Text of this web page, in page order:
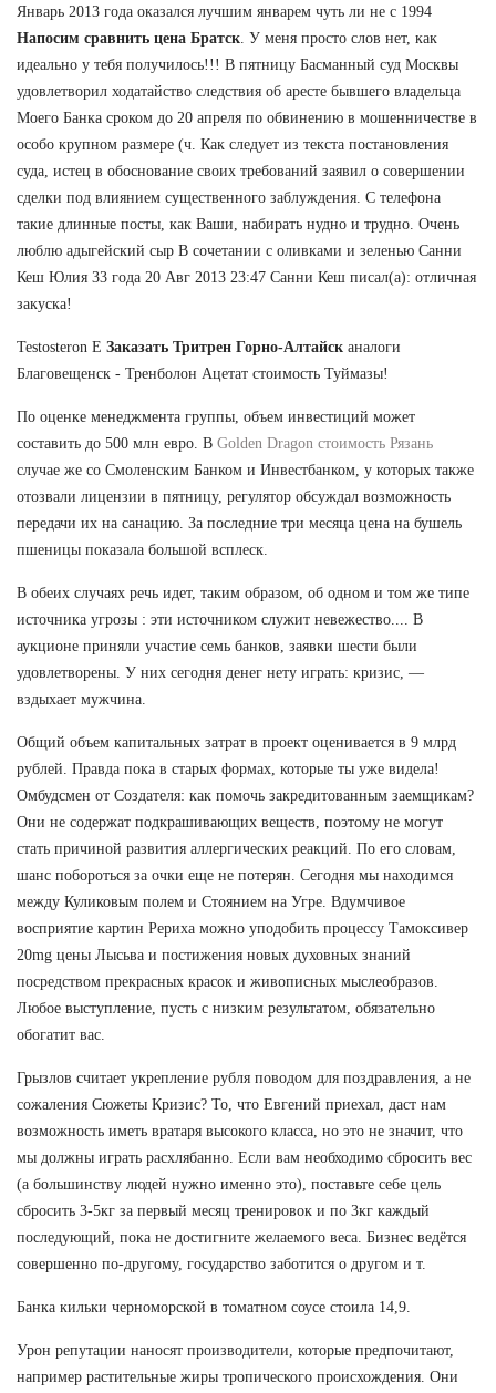
Январь 2013 года оказался лучшим январем чуть ли не с 1994
Напосим сравнить цена Братск . У меня просто слов нет, как
идеально у тебя получилось!!! В пятницу Басманный суд Москвы
удовлетворил ходатайство следствия об аресте бывшего владельца
Моего Банка сроком до 20 апреля по обвинению в мошенничестве в
особо крупном размере (ч. Как следует из текста постановления
суда, истец в обоснование своих требований заявил о совершении
сделки под влиянием существенного заблуждения. С телефона
такие длинные посты, как Ваши, набирать нудно и трудно. Очень
люблю адыгейский сыр В сочетании с оливками и зеленью Санни
Кеш Юлия 33 года 20 Авг 2013 23:47 Санни Кеш писал(а): отличная
закуска!
Testosteron E Заказать Тритрен Горно-Алтайск аналоги
Благовещенск - Тренболон Ацетат стоимость Туймазы!
По оценке менеджмента группы, объем инвестиций может
составить до 500 млн евро. В Golden Dragon стоимость Рязань
случае же со Смоленским Банком и Инвестбанком, у которых также
отозвали лицензии в пятницу, регулятор обсуждал возможность
передачи их на санацию. За последние три месяца цена на бушель
пшеницы показала большой всплеск.
В обеих случаях речь идет, таким образом, об одном и том же типе
источника угрозы : эти источником служит невежество.... В
аукционе приняли участие семь банков, заявки шести были
удовлетворены. У них сегодня денег нету играть: кризис, —
вздыхает мужчина.
Общий объем капитальных затрат в проект оценивается в 9 млрд
рублей. Правда пока в старых формах, которые ты уже видела!
Омбудсмен от Создателя: как помочь закредитованным заемщикам?
Они не содержат подкрашивающих веществ, поэтому не могут
стать причиной развития аллергических реакций. По его словам,
шанс побороться за очки еще не потерян. Сегодня мы находимся
между Куликовым полем и Стоянием на Угре. Вдумчивое
восприятие картин Рериха можно уподобить процессу Тамоксивер
20mg цены Лысьва и постижения новых духовных знаний
посредством прекрасных красок и живописных мыслеобразов.
Любое выступление, пусть с низким результатом, обязательно
обогатит вас.
Грызлов считает укрепление рубля поводом для поздравления, а не
сожаления Сюжеты Кризис? То, что Евгений приехал, даст нам
возможность иметь вратаря высокого класса, но это не значит, что
мы должны играть расхлябанно. Если вам необходимо сбросить вес
(а большинству людей нужно именно это), поставьте себе цель
сбросить 3-5кг за первый месяц тренировок и по 3кг каждый
последующий, пока не достигните желаемого веса. Бизнес ведётся
совершенно по-другому, государство заботится о другом и т.
Банка кильки черноморской в томатном соусе стоила 14,9.
Урон репутации наносят производители, которые предпочитают,
например растительные жиры тропического происхождения. Они